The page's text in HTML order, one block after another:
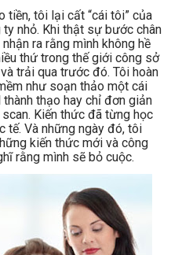
tiền, tôi lại cất “cái tôi” của
nhỏ. Khi thật sự bước chân
ra rằng mình không hề
thứ trong thế giới công sở
trải qua trước đó. Tôi hoàn
như soạn thảo một cái
thạo hay chỉ đơn giản
Kiến thức đã từng học
tế. Và những ngày đó, tôi
kiến thức mới và công
rằng mình sẽ bỏ cuộc.